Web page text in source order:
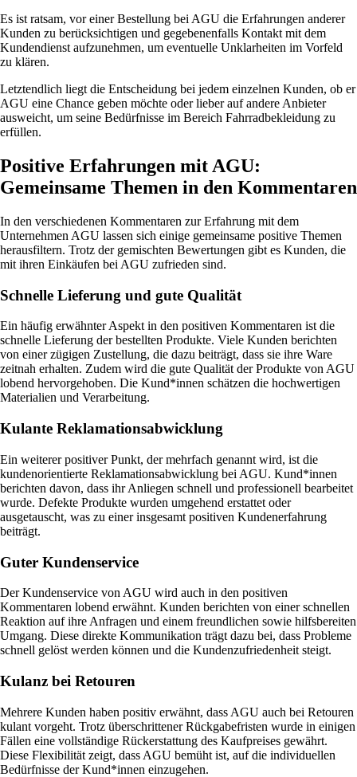
Es ist ratsam, vor einer Bestellung bei AGU die Erfahrungen anderer
Kunden zu berücksichtigen und gegebenenfalls Kontakt mit dem
Kundendienst aufzunehmen, um eventuelle Unklarheiten im Vorfeld
zu klären.
Letztendlich liegt die Entscheidung bei jedem einzelnen Kunden, ob er
AGU eine Chance geben möchte oder lieber auf andere Anbieter
ausweicht, um seine Bedürfnisse im Bereich Fahrradbekleidung zu
erfüllen.
Positive Erfahrungen mit AGU:
Gemeinsame Themen in den Kommentaren
In den verschiedenen Kommentaren zur Erfahrung mit dem
Unternehmen AGU lassen sich einige gemeinsame positive Themen
herausfiltern. Trotz der gemischten Bewertungen gibt es Kunden, die
mit ihren Einkäufen bei AGU zufrieden sind.
Schnelle Lieferung und gute Qualität
Ein häufig erwähnter Aspekt in den positiven Kommentaren ist die
schnelle Lieferung der bestellten Produkte. Viele Kunden berichten
von einer zügigen Zustellung, die dazu beiträgt, dass sie ihre Ware
zeitnah erhalten. Zudem wird die gute Qualität der Produkte von AGU
lobend hervorgehoben. Die Kund*innen schätzen die hochwertigen
Materialien und Verarbeitung.
Kulante Reklamationsabwicklung
Ein weiterer positiver Punkt, der mehrfach genannt wird, ist die
kundenorientierte Reklamationsabwicklung bei AGU. Kund*innen
berichten davon, dass ihr Anliegen schnell und professionell bearbeitet
wurde. Defekte Produkte wurden umgehend erstattet oder
ausgetauscht, was zu einer insgesamt positiven Kundenerfahrung
beiträgt.
Guter Kundenservice
Der Kundenservice von AGU wird auch in den positiven
Kommentaren lobend erwähnt. Kunden berichten von einer schnellen
Reaktion auf ihre Anfragen und einem freundlichen sowie hilfsbereiten
Umgang. Diese direkte Kommunikation trägt dazu bei, dass Probleme
schnell gelöst werden können und die Kundenzufriedenheit steigt.
Kulanz bei Retouren
Mehrere Kunden haben positiv erwähnt, dass AGU auch bei Retouren
kulant vorgeht. Trotz überschrittener Rückgabefristen wurde in einigen
Fällen eine vollständige Rückerstattung des Kaufpreises gewährt.
Diese Flexibilität zeigt, dass AGU bemüht ist, auf die individuellen
Bedürfnisse der Kund*innen einzugehen.